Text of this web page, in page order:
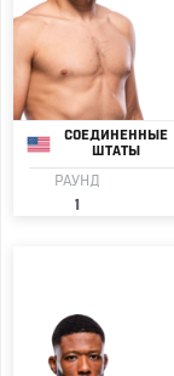
СОЕДИНЕННЫЕ
ШТАТЫ
РАУНД
1